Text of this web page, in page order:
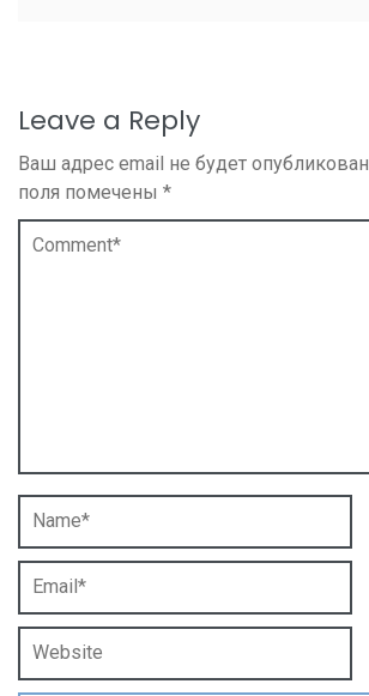
Leave a Reply
Ваш адрес email не будет опубликован.
поля помечены *